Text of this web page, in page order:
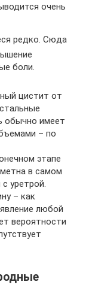
очень
редко. Сюда
боли.
цистит от
обычно имеет
– по
этапе
в самом
уретрой.
– как
любой
вероятности